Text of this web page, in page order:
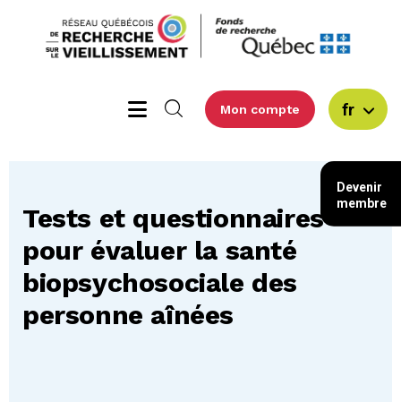
Mon compte fr
Tests et questionnaires
pour évaluer la santé
biopsychosociale des
personne aînées
Devenir
membre